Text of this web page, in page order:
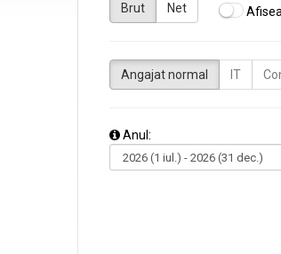
Brut Net
Angajat normal IT
Anul: